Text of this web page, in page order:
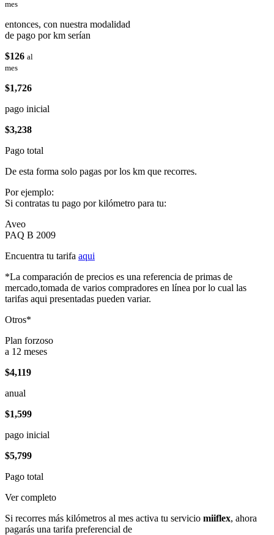
mes
entonces, con nuestra modalidad
de pago por km serían
$126 al
mes
$1,726
pago inicial
$3,238
Pago total
De esta forma solo pagas por los km que recorres.
Por ejemplo:
Si contratas tu pago por kilómetro para tu:
Aveo
PAQ B 2009
Encuentra tu tarifa aqui
*La comparación de precios es una referencia de primas de
mercado,tomada de varios compradores en línea por lo cual las
tarifas aqui presentadas pueden variar.
Otros*
Plan forzoso
a 12 meses
$4,119
anual
$1,599
pago inicial
$5,799
Pago total
Ver completo
Si recorres más kilómetros al mes activa tu servicio miiflex, ahora
pagarás una tarifa preferencial de